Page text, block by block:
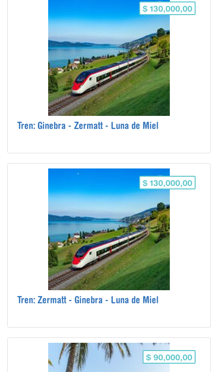
$ 130,000,00
Tren: Ginebra - Zermatt - Luna de Miel
$ 130,000,00
Tren: Zermatt - Ginebra - Luna de Miel
$ 90,000,00